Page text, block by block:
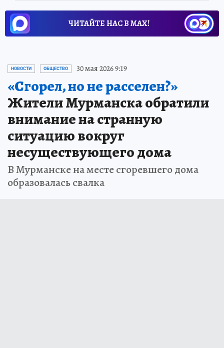
ЧИТАЙТЕ НАС В МАХ!
НОВОСТИ ОБЩЕСТВО 30 мая 2026 9:19
«Сгорел, но не расселен?»
Жители Мурманска обратили
внимание на странную
ситуацию вокруг
несуществующего дома
В Мурманске на месте сгоревшего дома
образовалась свалка